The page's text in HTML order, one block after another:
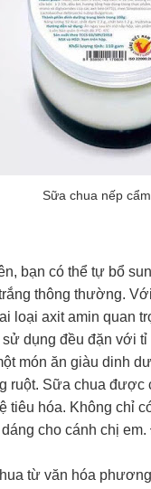
Sữa chua nếp
bạn có thể tự bổ
thông thường.
loại axit amin quan
dụng đều đặn với
món ăn giàu dinh
Sữa chua được
tiêu hóa. Không chỉ
cho cánh chị
từ văn hóa